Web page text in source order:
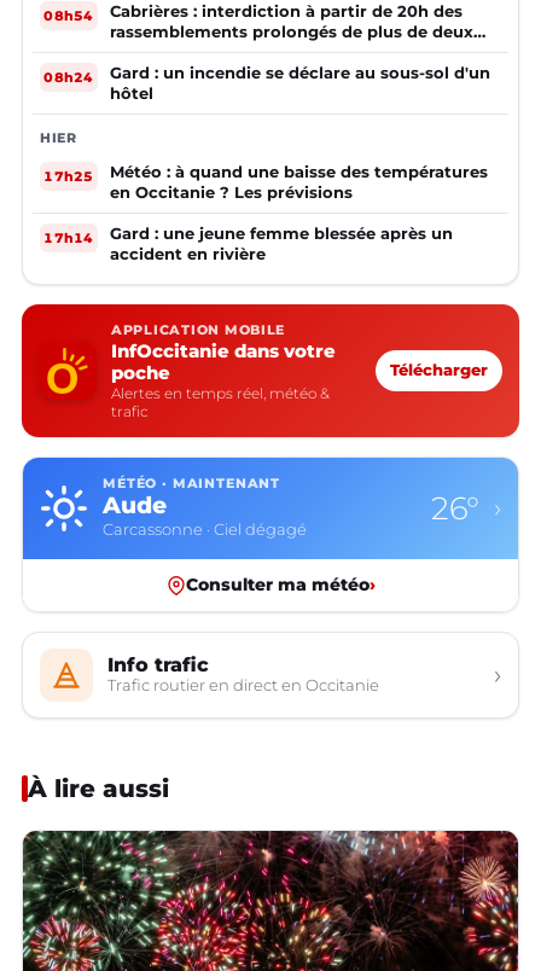
08h54
Cabrières : interdiction à partir de 20h des
rassemblements prolongés de plus de deux
mineurs non accompagnés d'un adulte
08h24
Gard : un incendie se déclare au sous-sol d'un
hôtel
HIER
17h25
Météo : à quand une baisse des températures
en Occitanie ? Les prévisions
17h14
Gard : une jeune femme blessée après un
accident en rivière
APPLICATION MOBILE
InfOccitanie dans votre
poche
Alertes en temps réel, météo &
trafic
Télécharger
MÉTÉO · MAINTENANT
Aude
Carcassonne · Ciel dégagé
26° ›
Consulter ma météo›
Info trafic
Trafic routier en direct en Occitanie ›
À lire aussi